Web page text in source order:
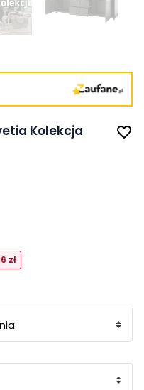
Kolekcja
favorite_border
zł